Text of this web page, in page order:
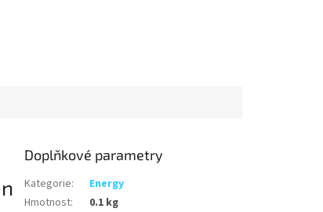
Doplňkové parametry
Kategorie:
Energy
Hmotnost:
0.1 kg